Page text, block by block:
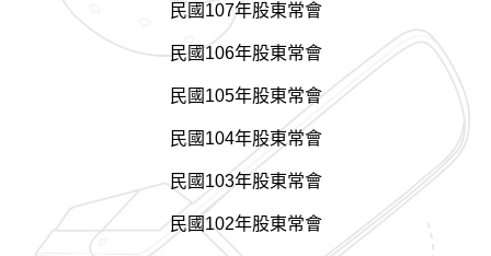
民國107年股東常會
民國106年股東常會
民國105年股東常會
民國104年股東常會
民國103年股東常會
民國102年股東常會